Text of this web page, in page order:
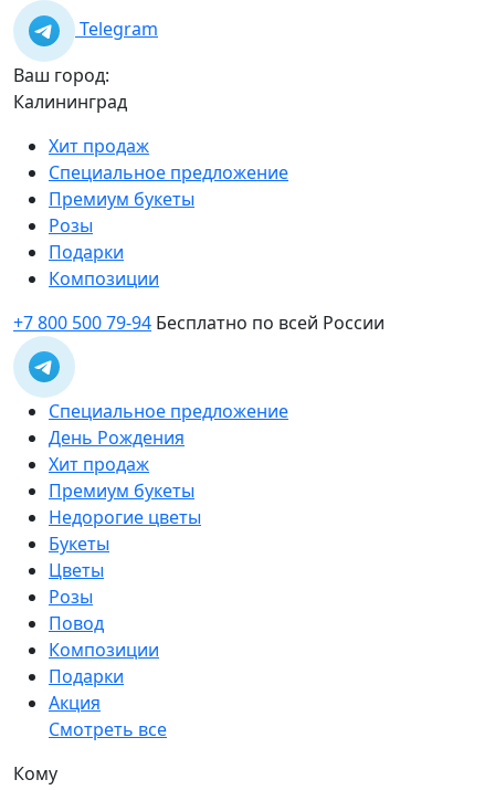
Telegram
Ваш город:
Калининград
Хит продаж
Специальное предложение
Премиум букеты
Розы
Подарки
Композиции
+7 800 500 79-94 Бесплатно по всей России
Специальное предложение
День Рождения
Хит продаж
Премиум букеты
Недорогие цветы
Букеты
Цветы
Розы
Повод
Композиции
Подарки
Акция
Смотреть все
Кому